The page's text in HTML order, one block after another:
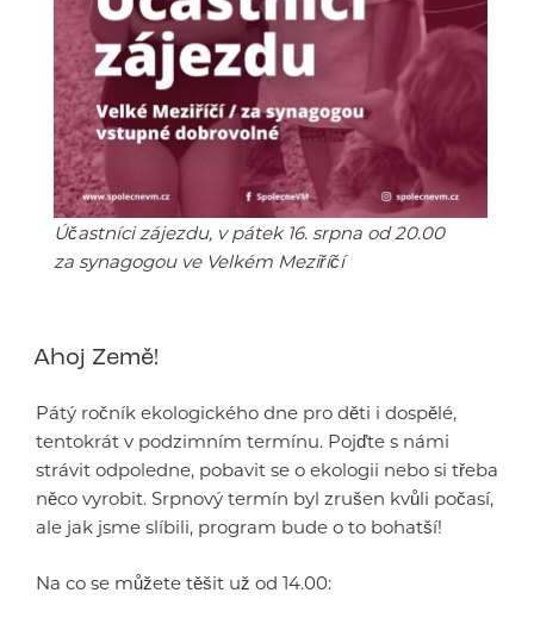
Účastníci zájezdu, v pátek 16. srpna od 20.00
za synagogou ve Velkém Meziříčí
Ahoj Země!
Pátý ročník ekologického dne pro děti i dospělé,
tentokrát v podzimním termínu. Pojďte s námi
strávit odpoledne, pobavit se o ekologii nebo si třeba
něco vyrobit. Srpnový termín byl zrušen kvůli počasí,
ale jak jsme slíbili, program bude o to bohatší!
Na co se můžete těšit už od 14.00: